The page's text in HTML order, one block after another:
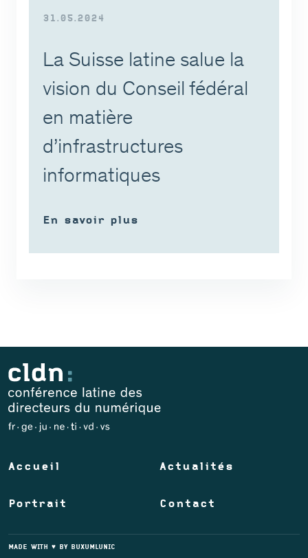
31.05.2024
La Suisse latine salue la
vision du Conseil fédéral
en matière
d’infrastructures
informatiques
En savoir plus
Accueil
Portrait
Actualités
Contact
MADE WITH ♥ BY BUXUMLUNIC